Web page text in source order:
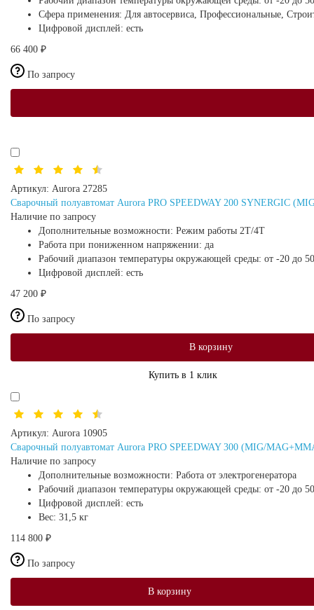
Сфера применения: Для автосервиса, Профессиональные,
Цифровой дисплей: есть
66 400 ₽
По запросу
Артикул: Aurora 27285
Сварочный полуавтомат Aurora PRO SPEEDWAY 200 SYNERGIC
Наличие по запросу
Дополнительные возможности: Режим работы 2Т/4Т
Работа при пониженном напряжении: да
Рабочий диапазон температуры окружающей среды: от -20 до
Цифровой дисплей: есть
47 200 ₽
По запросу
В корзину
Купить в 1 клик
Артикул: Aurora 10905
Сварочный полуавтомат Aurora PRO SPEEDWAY 300 (MIG/
Наличие по запросу
Дополнительные возможности: Работа от электрогенератора
Рабочий диапазон температуры окружающей среды: от -20 до
Цифровой дисплей: есть
Вес: 31,5 кг
114 800 ₽
По запросу
В корзину